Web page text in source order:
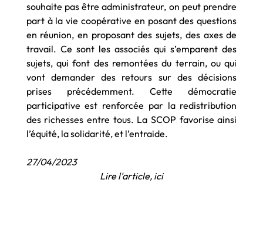
souhaite pas être administrateur, on peut prendre
part à la vie coopérative en posant des questions
en réunion, en proposant des sujets, des axes de
travail. Ce sont les associés qui s’emparent des
sujets, qui font des remontées du terrain, ou qui
vont demander des retours sur des décisions
prises précédemment. Cette démocratie
participative est renforcée par la redistribution
des richesses entre tous. La SCOP favorise ainsi
l’équité, la solidarité, et l’entraide.
27/04/2023
Lire l'article, ici